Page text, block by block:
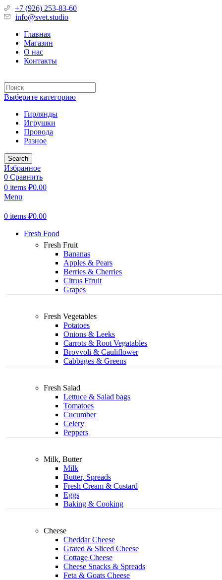
+7 (926) 253-83-60
info@svet.studio
Главная
Магазин
О нас
Контакты
Выберите категорию
Гирлянды
Игрушки
Провода
Разное
Search
Избранное
0 Сравнить
0 items ₽0.00
Menu
0 items ₽0.00
Fresh Food
Fresh Fruit
Bananas
Apples & Pears
Berries & Cherries
Citrus Ffruit
Grapes
Fresh Vegetables
Potatoes
Onions & Leeks
Carrots & Root Vegatables
Brovvoli & Cauliflower
Cabbages & Greens
Fresh Salad
Lettuce & Salad bags
Tomatoes
Cucumber
Celery
Peppers
Milk, Butter
Milk
Butter, Spreads
Fresh Cream & Custard
Eggs
Baking & Cooking
Cheese
Cheddar Cheese
Grated & Sliced Cheese
Cottage Cheese
Cheese Snacks & Spreads
Feta & Goats Cheese